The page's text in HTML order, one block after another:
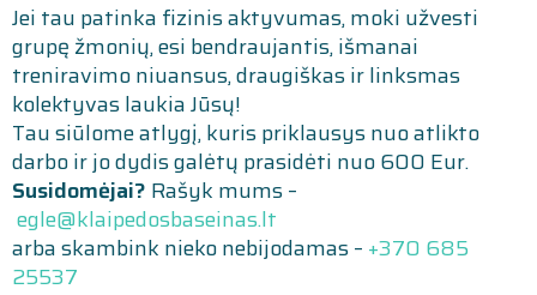
Jei tau patinka fizinis aktyvumas, moki užvesti
grupę žmonių, esi bendraujantis, išmanai
treniravimo niuansus, draugiškas ir linksmas
kolektyvas laukia Jūsų!
Tau siūlome atlygį, kuris priklausys nuo atlikto
darbo ir jo dydis galėtų prasidėti nuo 600 Eur.
Susidomėjai? Rašyk mums –
egle@klaipedosbaseinas.lt
arba skambink nieko nebijodamas – +370 685
25537